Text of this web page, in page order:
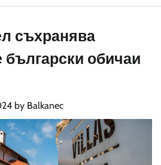
съхранява
български обичаи
by Balkanec